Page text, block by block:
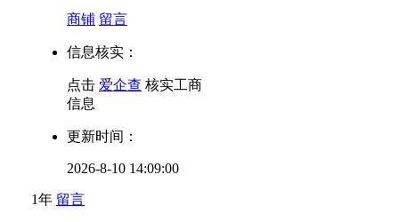
商铺 留言
信息核实：
点击 爱企查 核实工商
信息
更新时间：
2026-8-10 14:09:00
1年 留言